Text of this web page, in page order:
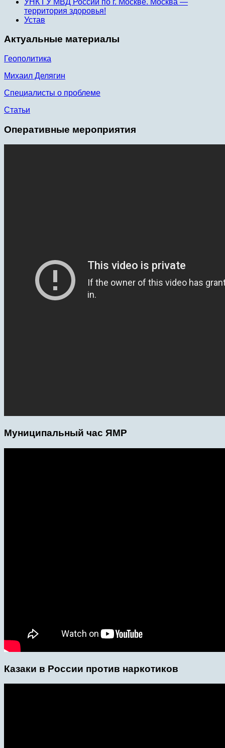
территория здоровья!
Устав
Актуальные материалы
Геополитика
Михаил Делягин
Специалисты о проблеме
Статьи
Оперативные мероприятия
Муниципальный час ЯМР
Казаки в России против наркотиков